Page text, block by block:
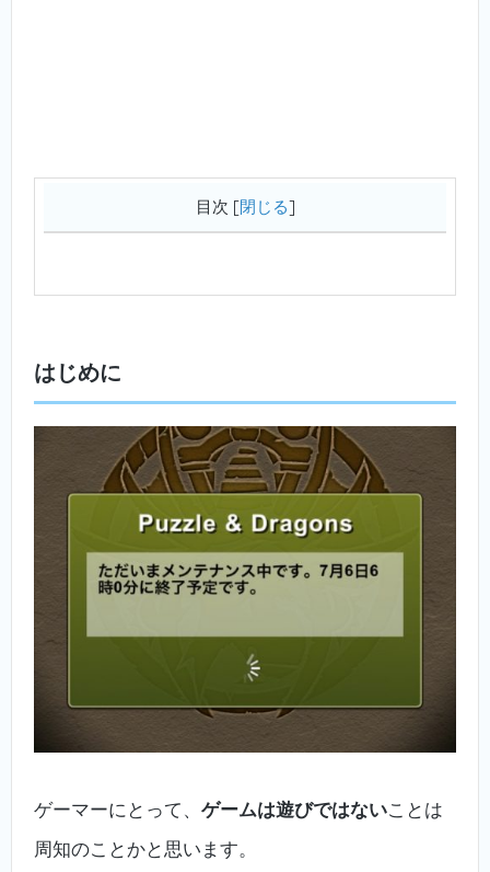
目次 [閉じる]
はじめに
ゲーマーにとって、 ゲームは遊びではないことは
周知のことかと思います。